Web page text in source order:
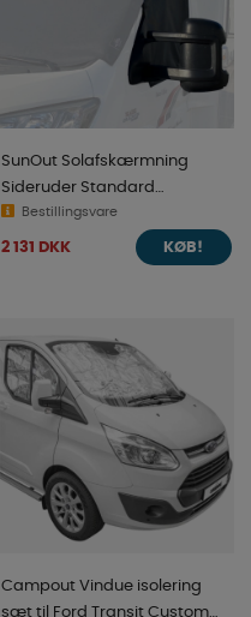
SunOut Solafskærmning
Sideruder Standard
Fiat/Peugeot/Citroen
Bestillingsvare
2 131 DKK KØB!
Campout Vindue isolering
sæt til Ford Transit Custom